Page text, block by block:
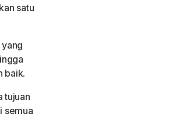
satu
baik.
tujuan
semua